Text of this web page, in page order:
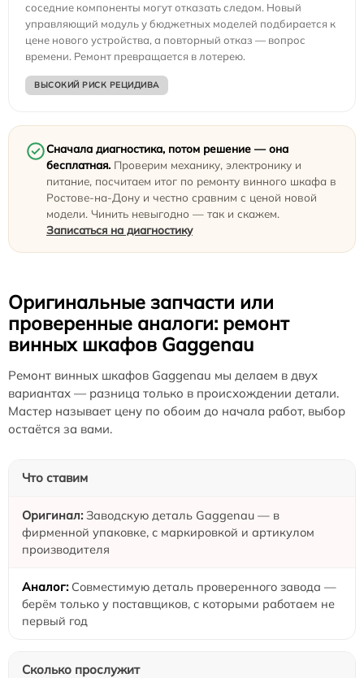
соседние компоненты могут отказать следом. Новый
управляющий модуль у бюджетных моделей подбирается к
цене нового устройства, а повторный отказ — вопрос
времени. Ремонт превращается в лотерею.
ВЫСОКИЙ РИСК РЕЦИДИВА
Сначала диагностика, потом решение — она
бесплатная. Проверим механику, электронику и
питание, посчитаем итог по ремонту винного шкафа в
Ростове-на-Дону и честно сравним с ценой новой
модели. Чинить невыгодно — так и скажем.
Записаться на диагностику
Оригинальные запчасти или
проверенные аналоги: ремонт
винных шкафов Gaggenau
Ремонт винных шкафов Gaggenau мы делаем в двух
вариантах — разница только в происхождении детали.
Мастер называет цену по обоим до начала работ, выбор
остаётся за вами.
Что ставим
Заводскую деталь Gaggenau — в
фирменной упаковке, с маркировкой и артикулом
производителя
Совместимую деталь проверенного завода —
берём только у поставщиков, с которыми работаем не
первый год
Сколько прослужит